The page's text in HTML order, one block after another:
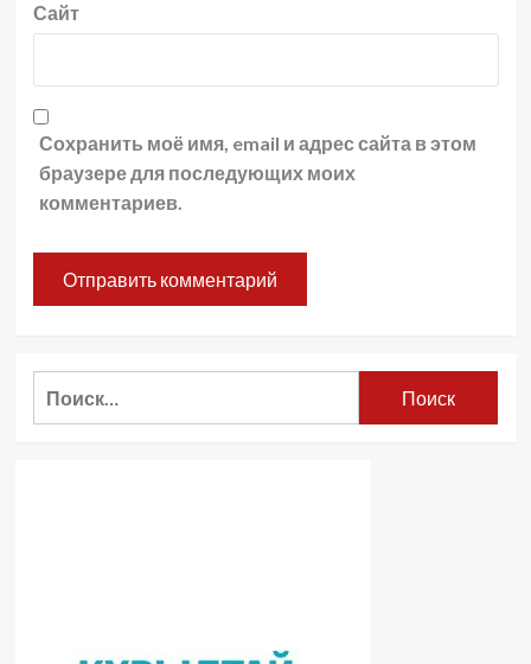
Сайт
Сохранить моё имя, email и адрес сайта в этом
браузере для последующих моих
комментариев.